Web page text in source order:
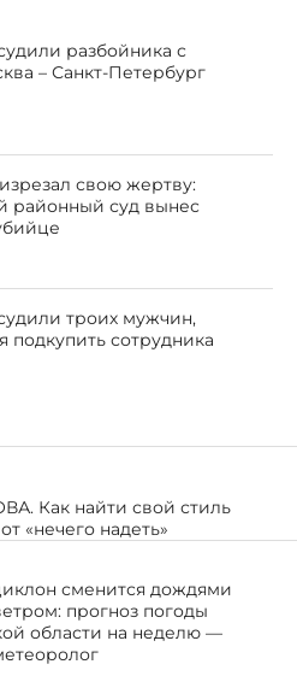
разбойника с
– Санкт-Петербург
свою жертву:
районный суд вынес
троих мужчин,
подкупить сотрудника
Как найти свой стиль
«нечего надеть»
сменится дождями
прогноз погоды
области на неделю —